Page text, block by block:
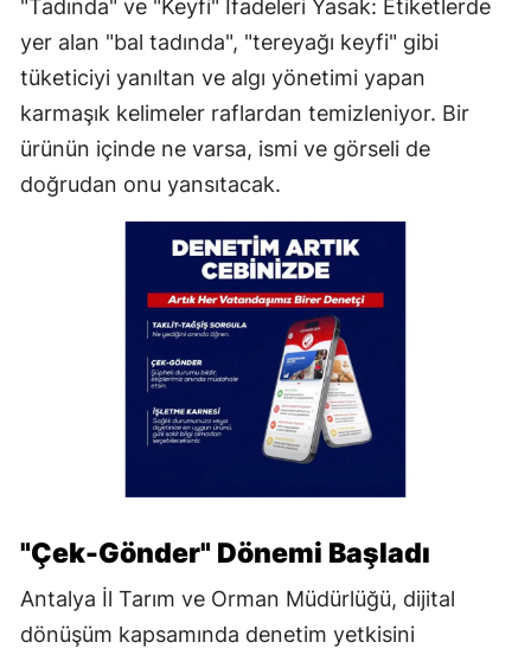
"Tadında" ve "Keyfi" İfadeleri Yasak: Etiketlerde
yer alan "bal tadında", "tereyağı keyfi" gibi
tüketiciyi yanıltan ve algı yönetimi yapan
karmaşık kelimeler raflardan temizleniyor. Bir
ürünün içinde ne varsa, ismi ve görseli de
doğrudan onu yansıtacak.
"Çek-Gönder" Dönemi Başladı
Antalya İl Tarım ve Orman Müdürlüğü, dijital
dönüşüm kapsamında denetim yetkisini